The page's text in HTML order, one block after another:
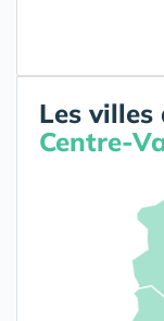
Les
Centre-